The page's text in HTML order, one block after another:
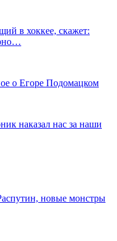
в хоккее, скажет:
о Егоре Подомацком
наказал нас за наши
новые монстры